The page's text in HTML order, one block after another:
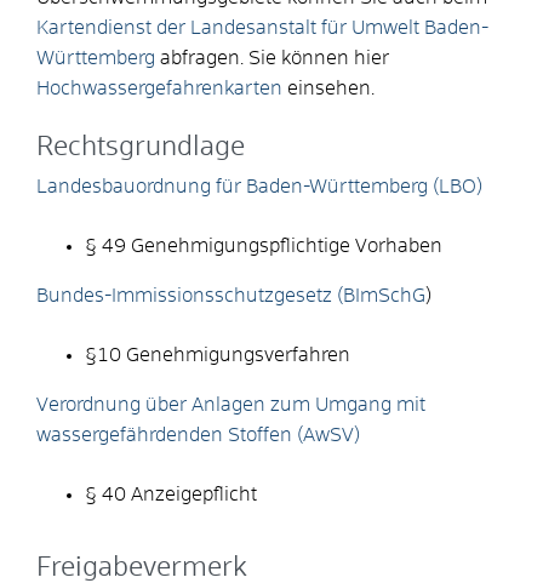
Kartendienst der Landesanstalt für Umwelt Baden-
Württemberg abfragen. Sie können hier
Hochwassergefahrenkarten einsehen.
Rechtsgrundlage
Landesbauordnung für Baden-Württemberg (LBO)
§ 49 Genehmigungspflichtige Vorhaben
Bundes-Immissionsschutzgesetz (BImSchG)
§10 Genehmigungsverfahren
Verordnung über Anlagen zum Umgang mit
wassergefährdenden Stoffen (AwSV)
§ 40 Anzeigepflicht
Freigabevermerk